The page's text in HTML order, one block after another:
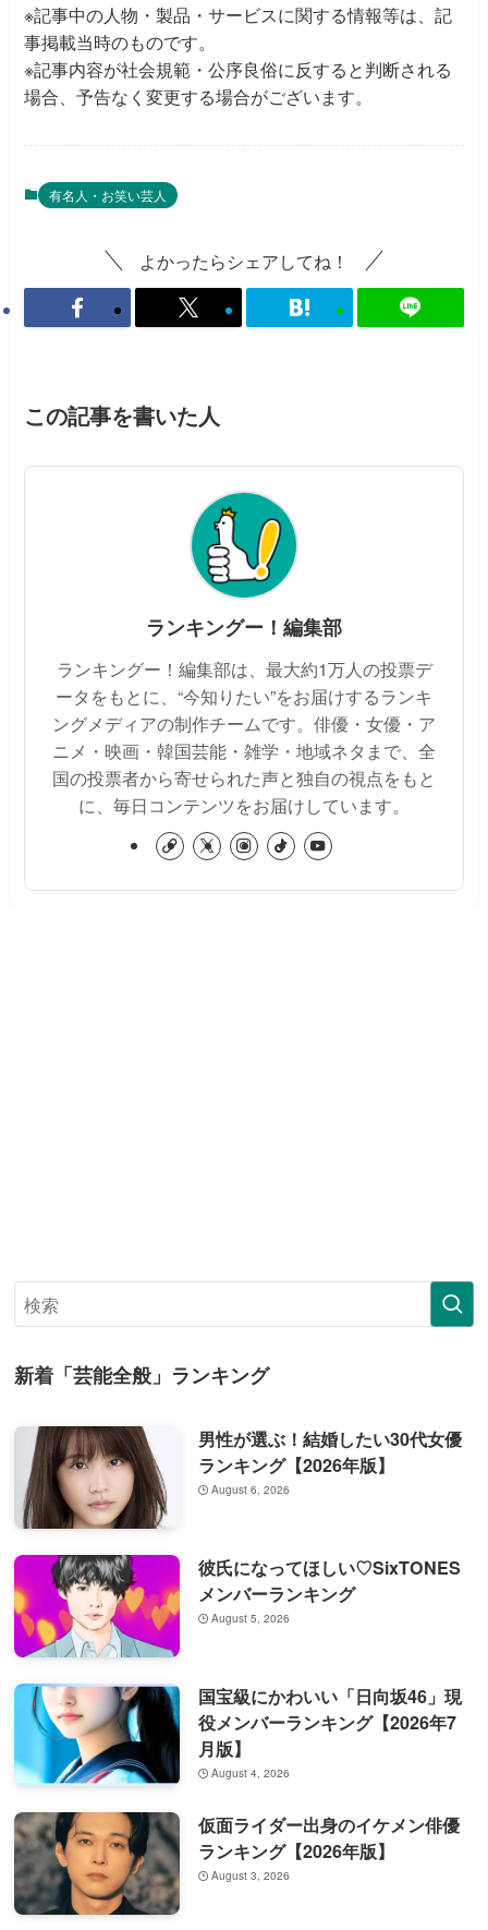
※記事中の人物・製品・サービスに関する情報等は、記
事掲載当時のものです。
※記事内容が社会規範・公序良俗に反すると判断される
場合、予告なく変更する場合がございます。
有名人・お笑い芸人
よかったらシェアしてね！
この記事を書いた人
ランキングー！編集部
ランキングー！編集部は、最大約1万人の投票デ
ータをもとに、“今知りたい”をお届けするランキ
ングメディアの制作チームです。俳優・女優・ア
ニメ・映画・韓国芸能・雑学・地域ネタまで、全
国の投票者から寄せられた声と独自の視点をもと
に、毎日コンテンツをお届けしています。
新着「芸能全般」ランキング
男性が選ぶ！結婚したい30代女優
ランキング【2026年版】
August 6, 2026
彼氏になってほしい♡SixTONES
メンバーランキング
August 5, 2026
国宝級にかわいい「日向坂46」現
役メンバーランキング【2026年7
月版】
August 4, 2026
仮面ライダー出身のイケメン俳優
ランキング【2026年版】
August 3, 2026